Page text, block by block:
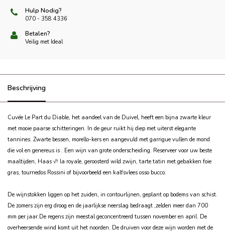
Hulp Nodig?
070 - 358 4336
Betalen?
Veilig met Ideal
Beschrijving
Cuvée Le Part du Diable, het aandeel van de Duivel, heeft een bijna zwarte kleur
met mooie paarse schitteringen. In de geur ruikt hij diep met uiterst elegante
tannines. Zwarte bessen, morello-kers en aangevuld met garrigue vullen de mond
die vol en genereus is . Een wijn van grote onderscheiding. Reserveer voor uw beste
maaltijden, Haas √† la royale, geroosterd wild zwijn, tarte tatin met gebakken foie
gras, tournedos Rossini of bijvoorbeeld een kalfsvlees osso bucco.
De wijnstokken liggen op het zuiden, in contourlijnen, geplant op bodems van schist.
De zomers zijn erg droog en de jaarlijkse neerslag bedraagt ‚zelden meer dan 700
mm per jaar.De regens zijn meestal geconcentreerd tussen november en april. De
overheersende wind komt uit het noorden. De druiven voor deze wijn worden met de